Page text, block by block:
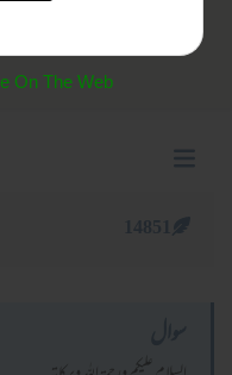
(66)تعزیت پرکھانا
On The Web